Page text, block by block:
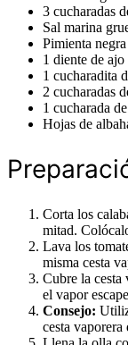
3 cucharadas
Sal marina
Pimienta
1 diente de
1 cucharadita
2 cucharadas
1 cucharada
Hojas de
Corta los
mitad.
Lava los
misma cesta
Cubre la cesta
el vapor
Consejo:
cesta vaporera